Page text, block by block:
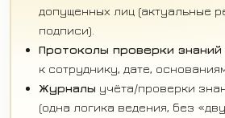
допущенных лиц (актуальные
подписи).
Протоколы проверки знаний
к сотруднику, дате,
Журналы учёта/проверки
(одна логика ведения, без